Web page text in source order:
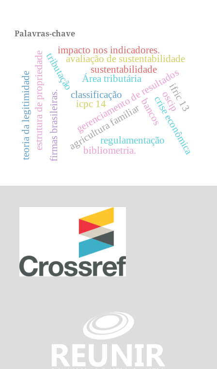
Palavras-chave
classificação
Área tributária
tributaçãogerenciamento de resultados
estrutura de propriedadefirmas brasileiras.
avaliação de sustentabilidade
agricultura familiar
bibliometria.
bancoscrise econômica
impacto nos indicadores.
regulamentação
oscip
sustentabilidade
teoria da legitimidade ifric 13
icpc 14